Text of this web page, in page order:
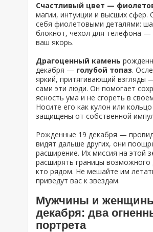
Счастливый цвет —
магии, интуиции и высших сфер.
себя фиолетовыми деталями:
блокнот, чехол для телефона —
ваш якорь.
Драгоценный камень
декабря — голубой топаз.
яркий, притягивающий взгляды
сами эти люди. Он помогает
ясность ума и не сгореть в
Носите его как кулон или
защищены от собственной
Рожденные 19 декабря —
видят дальше других, они
расширение. Их миссия на этой
расширять границы возможного
кто рядом. Не мешайте им
приведут вас к звездам.
Мужчины и
декабря: два
портрета